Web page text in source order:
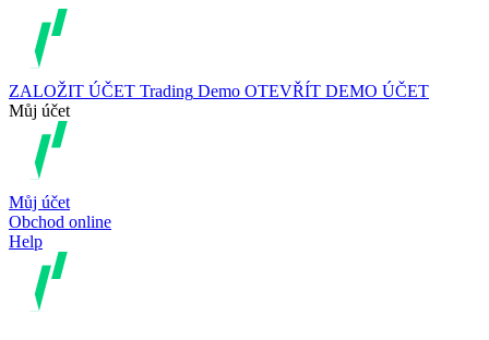
ZALOŽIT ÚČET Trading Demo OTEVŘÍT DEMO ÚČET
Můj účet
Můj účet
Obchod online
Help